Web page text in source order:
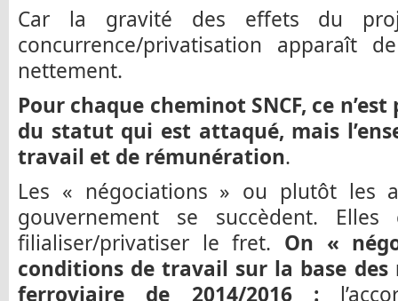
Car la gravité des effets du
concurrence/privatisation apparaît
nettement.
Pour chaque cheminot SNCF, ce
du statut qui est attaqué, mais
travail et de rémunération.
Les « négociations » ou plutôt les
gouvernement se succèdent. Elles
filialiser/privatiser le fret. On «
conditions de travail sur la base
ferroviaire de 2014/2016 :